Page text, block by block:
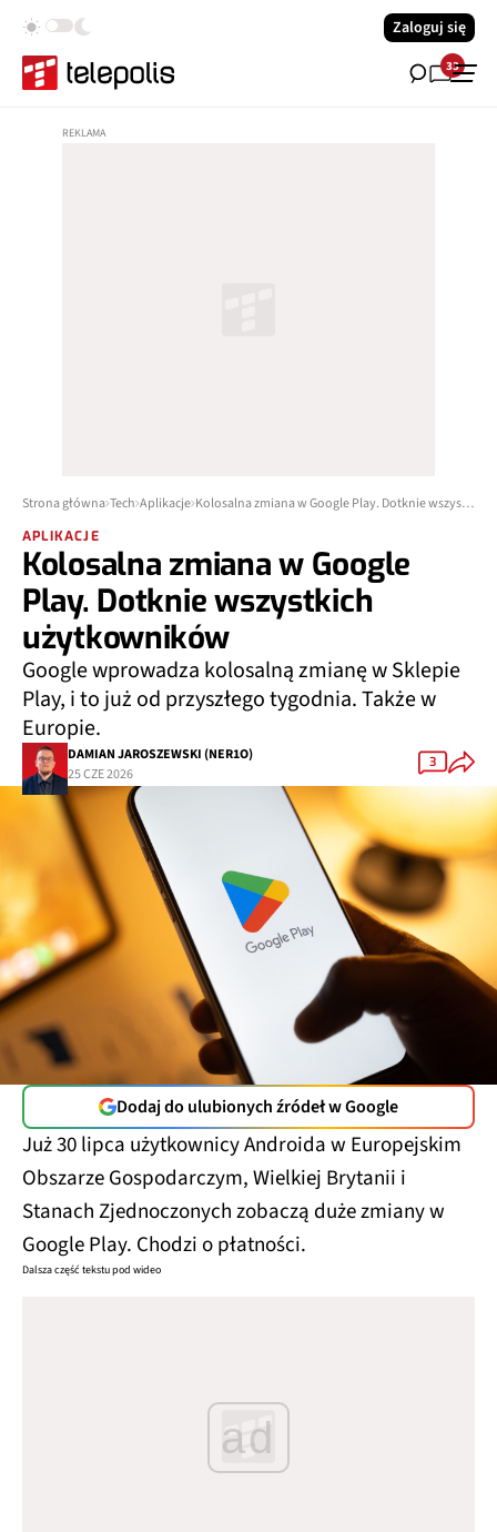
Zaloguj się
33
Strona główna Tech Aplikacje Kolosalna zmiana w Google Play. Dotknie wszystkich użytkowników
APLIKACJE
Kolosalna zmiana w Google
Play. Dotknie wszystkich
użytkowników
Google wprowadza kolosalną zmianę w Sklepie
Play, i to już od przyszłego tygodnia. Także w
Europie.
DAMIAN JAROSZEWSKI (NER1O)
25 CZE 2026
3
Dodaj do ulubionych źródeł w Google
Już 30 lipca użytkownicy Androida w Europejskim
Obszarze Gospodarczym, Wielkiej Brytanii i
Stanach Zjednoczonych zobaczą duże zmiany w
Google Play. Chodzi o płatności.
Dalsza część tekstu pod wideo
ad